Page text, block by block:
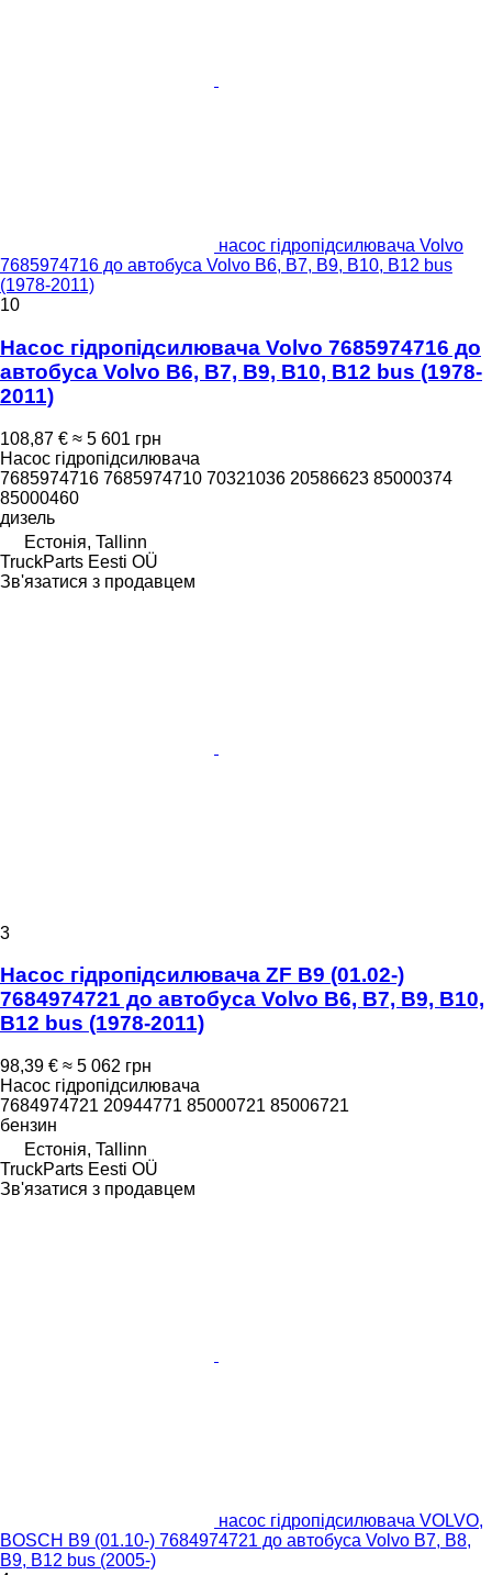
насос гідропідсилювача Volvo
7685974716 до автобуса Volvo B6, B7, B9, B10, B12 bus
(1978-2011)
10
Насос гідропідсилювача Volvo 7685974716 до
автобуса Volvo B6, B7, B9, B10, B12 bus (1978-
2011)
108,87 € ≈ 5 601 грн
Насос гідропідсилювача
7685974716 7685974710 70321036 20586623 85000374
85000460
дизель
Естонія, Tallinn
TruckParts Eesti OÜ
Зв'язатися з продавцем
3
Насос гідропідсилювача ZF B9 (01.02-)
7684974721 до автобуса Volvo B6, B7, B9, B10,
B12 bus (1978-2011)
98,39 € ≈ 5 062 грн
Насос гідропідсилювача
7684974721 20944771 85000721 85006721
бензин
Естонія, Tallinn
TruckParts Eesti OÜ
Зв'язатися з продавцем
насос гідропідсилювача VOLVO,
BOSCH B9 (01.10-) 7684974721 до автобуса Volvo B7, B8,
B9, B12 bus (2005-)